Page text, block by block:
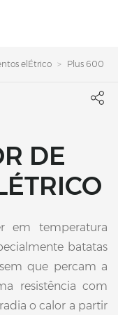
elÉtrico Plus 600
DE
em temperatura
batatas
que percam a
resistência com
o calor a partir